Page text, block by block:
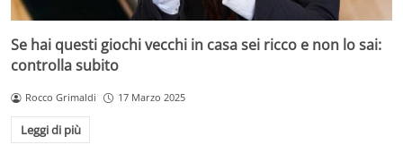
Se hai questi giochi vecchi in casa sei ricco e non lo sai:
controlla subito
Rocco Grimaldi 17 Marzo 2025
Leggi di più